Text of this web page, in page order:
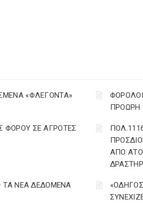
«ΦΛΕΓΟΝΤΑ»
ΠΡΟΩΡΗ
ΦΟΡΟΥ ΣΕ ΑΓΡΟΤΕΣ
ΑΠΟ
ΤΑ ΝΕΑ ΔΕΔΟΜΕΝΑ